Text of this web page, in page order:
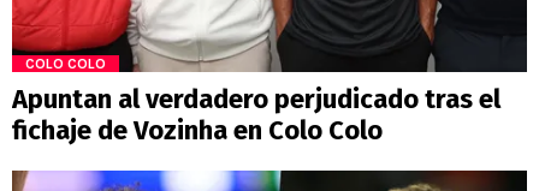
COLO COLO
Apuntan al verdadero perjudicado tras el
fichaje de Vozinha en Colo Colo